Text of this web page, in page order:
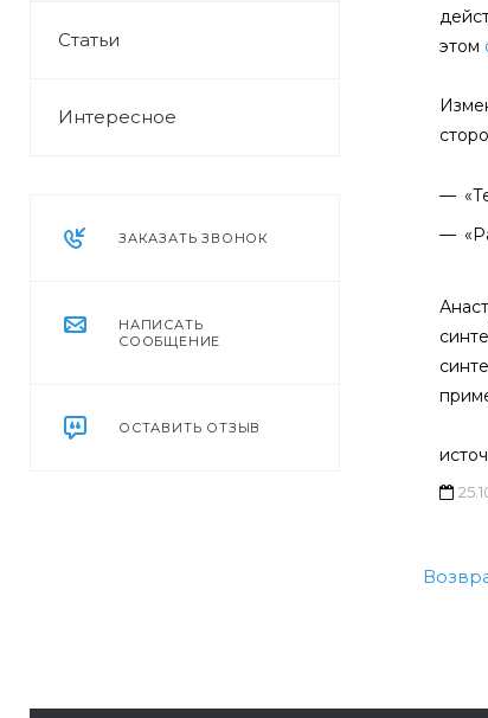
Статьи
Интересное
ЗАКАЗАТЬ ЗВОНОК
НАПИСАТЬ
СООБЩЕНИЕ
ОСТАВИТЬ ОТЗЫВ
этом